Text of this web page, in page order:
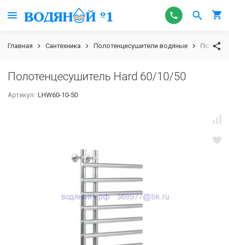
Главная Сантехника Полотенцесушители водяные
Полотенцесушитель Hard 60/10/50
Артикул: LHW60-10-50